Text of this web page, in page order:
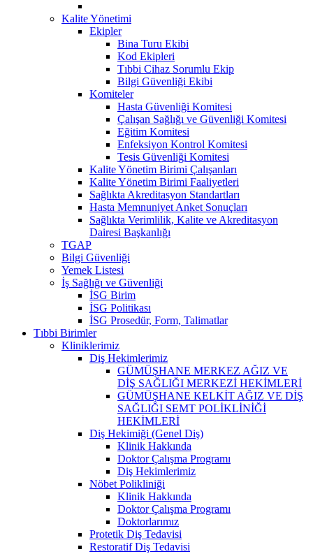
Kalite Yönetimi
Ekipler
Bina Turu Ekibi
Kod Ekipleri
Tıbbi Cihaz Sorumlu Ekip
Bilgi Güvenliği Ekibi
Komiteler
Hasta Güvenliği Komitesi
Çalışan Sağlığı ve Güvenliği Komitesi
Eğitim Komitesi
Enfeksiyon Kontrol Komitesi
Tesis Güvenliği Komitesi
Kalite Yönetim Birimi Çalışanları
Kalite Yönetim Birimi Faaliyetleri
Sağlıkta Akreditasyon Standartları
Hasta Memnuniyet Anket Sonuçları
Sağlıkta Verimlilik, Kalite ve Akreditasyon
Dairesi Başkanlığı
TGAP
Bilgi Güvenliği
Yemek Listesi
İş Sağlığı ve Güvenliği
İSG Birim
İSG Politikası
İSG Prosedür, Form, Talimatlar
Tıbbi Birimler
Kliniklerimiz
Diş Hekimlerimiz
GÜMÜŞHANE MERKEZ AĞIZ VE
DİŞ SAĞLIĞI MERKEZİ HEKİMLERİ
GÜMÜŞHANE KELKİT AĞIZ VE DİŞ
SAĞLIĞI SEMT POLİKLİNİĞİ
HEKİMLERİ
Diş Hekimiği (Genel Diş)
Klinik Hakkında
Doktor Çalışma Programı
Diş Hekimlerimiz
Nöbet Polikliniği
Klinik Hakkında
Doktor Çalışma Programı
Doktorlarımız
Protetik Diş Tedavisi
Restoratif Diş Tedavisi